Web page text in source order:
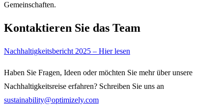
Gemeinschaften.
Kontaktieren Sie das Team
Nachhaltigkeitsbericht 2025 – Hier lesen
Haben Sie Fragen, Ideen oder möchten Sie mehr über unsere
Nachhaltigkeitsreise erfahren? Schreiben Sie uns an
sustainability@optimizely.com